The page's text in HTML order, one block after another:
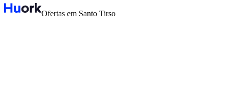
Ofertas em Santo Tirso